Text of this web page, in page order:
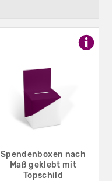
Spendenboxen nach
Maß geklebt mit
Topschild